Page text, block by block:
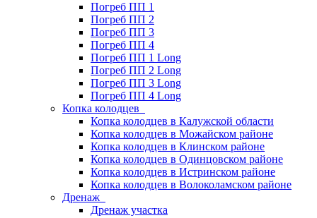
Погреб ПП 1
Погреб ПП 2
Погреб ПП 3
Погреб ПП 4
Погреб ПП 1 Long
Погреб ПП 2 Long
Погреб ПП 3 Long
Погреб ПП 4 Long
Копка колодцев
Копка колодцев в Калужской области
Копка колодцев в Можайском районе
Копка колодцев в Клинском районе
Копка колодцев в Одинцовском районе
Копка колодцев в Истринском районе
Копка колодцев в Волоколамском районе
Дренаж
Дренаж участка